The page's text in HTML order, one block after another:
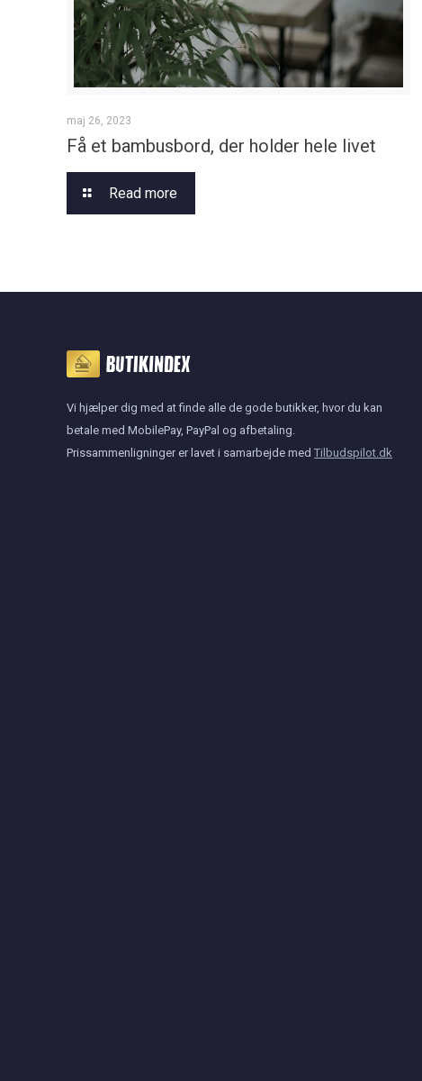
maj 26, 2023
Få et bambusbord, der holder hele livet
Read more
Vi hjælper dig med at finde alle de gode butikker, hvor du kan
betale med MobilePay, PayPal og afbetaling.
Prissammenligninger er lavet i samarbejde medTilbudspilot.dk